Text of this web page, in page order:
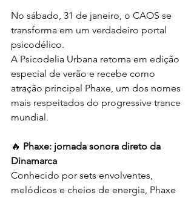
No sábado, 31 de janeiro, o CAOS se
transforma em um verdadeiro portal
psicodélico.
A Psicodelia Urbana retorna em edição
especial de verão e recebe como
atração principal Phaxe, um dos nomes
mais respeitados do progressive trance
mundial.
🔥 Phaxe: jornada sonora direto da
Dinamarca
Conhecido por sets envolventes,
melódicos e cheios de energia, Phaxe